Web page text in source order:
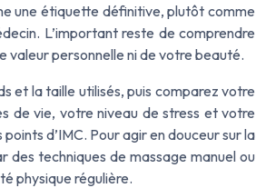
une étiquette définitive, plutôt comme
L’important reste de comprendre
valeur personnelle ni de votre beauté.
et la taille utilisés, puis comparez votre
de vie, votre niveau de stress et votre
d’IMC. Pour agir en douceur sur la
techniques de massage manuel ou
physique régulière.